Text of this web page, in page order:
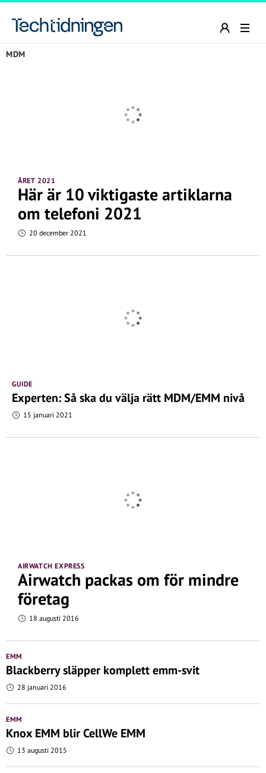
MDM
ÅRET 2021
Här är 10 viktigaste artiklarna
om telefoni 2021
20 december 2021
GUIDE
Experten: Så ska du välja rätt MDM/EMM nivå
15 januari 2021
AIRWATCH EXPRESS
Airwatch packas om för mindre
företag
18 augusti 2016
EMM
Blackberry släpper komplett emm-svit
28 januari 2016
EMM
Knox EMM blir CellWe EMM
13 augusti 2015